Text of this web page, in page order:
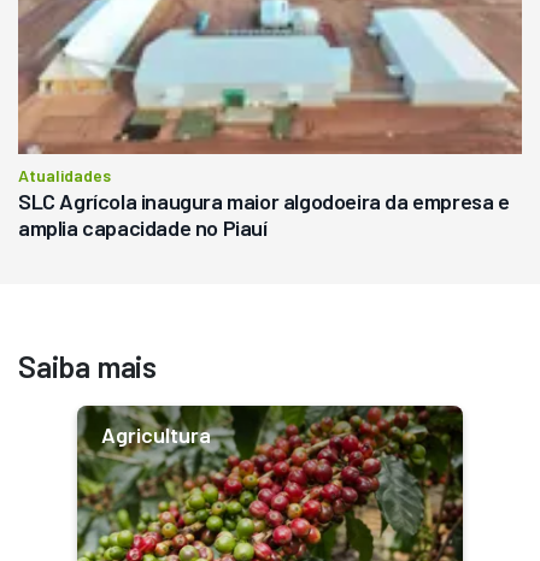
Atualidades
SLC Agrícola inaugura maior algodoeira da empresa e
amplia capacidade no Piauí
Saiba mais
Agricultura